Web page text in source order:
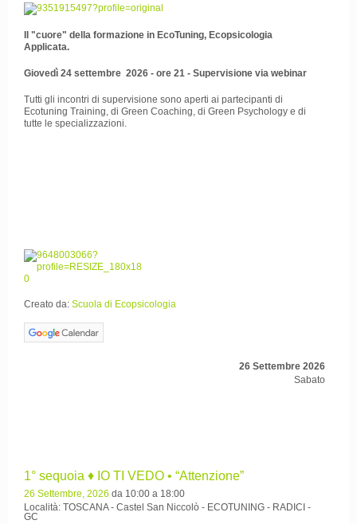
Il "cuore" della formazione in EcoTuning, Ecopsicologia
Applicata.
Giovedì 24 settembre 2026 - ore 21 - Supervisione via webinar
Tutti gli incontri di supervisione sono aperti ai partecipanti di
Ecotuning Training, di Green Coaching, di Green Psychology e di
tutte le specializzazioni.
Creato da: Scuola di Ecopsicologia
26 Settembre 2026
Sabato
1° sequoia ♦ IO TI VEDO • “Attenzione”
26 Settembre, 2026 da 10:00 a 18:00
Località: TOSCANA - Castel San Niccolò - ECOTUNING - RADICI -
GC